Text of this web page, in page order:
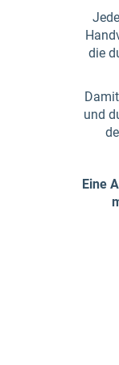
die
und
Eine